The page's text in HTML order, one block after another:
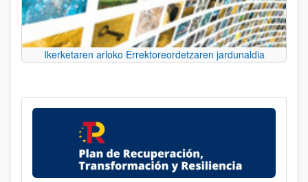
Ikerketaren arloko Errektoreordetzaren jardunaldia